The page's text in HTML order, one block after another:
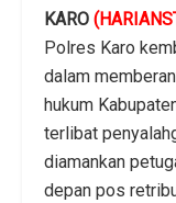
KARO
Polres Karo
dalam
hukum
terlibat
diamankan
depan pos